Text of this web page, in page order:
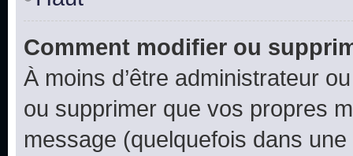
Comment modifier ou
À moins d’être administrateur
ou supprimer que vos propres
message (quelquefois dans